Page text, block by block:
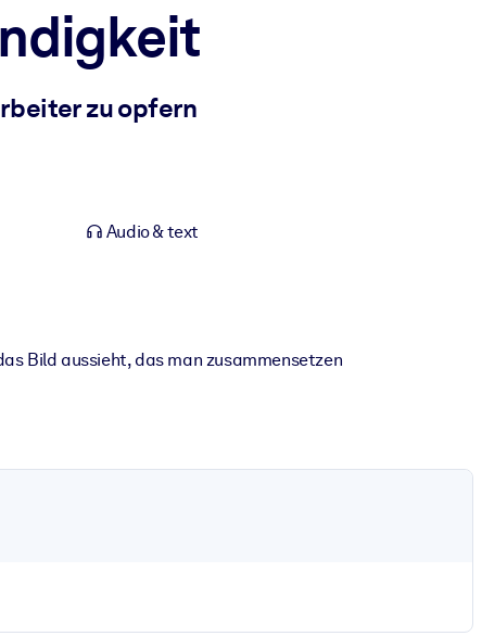
zu opfern
Audio & text
Bild aussieht, das man zusammensetzen